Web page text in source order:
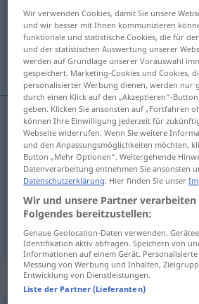
Übersicht aller Übersetzungen
(Für mehr Details die Übersetzung
karmić piersią, zaspokajać,
<na>karmićpiersią stillenBaby
zaspokajać<-koić> stillen Hunger,
Beispielsätze für
Wir verwenden Cookies, damit Sie unsere
und wir besser mit Ihnen kommunizieren
funktionale und statistische Cookies, die für
und der statistischen Auswertung unserer
werden auf Grundlage unserer Vorauswahl
gespeichert. Marketing-Cookies und Cookies,
personalisierter Werbung dienen, werden nur
durch einen Klick auf den „Akzeptieren“-
geben. Klicken Sie ansonsten auf „Fortfahren
können Ihre Einwilligung jederzeit für
Webseite widerrufen. Wenn Sie weitere
und den Anpassungsmöglichkeiten möchten,
Button „Mehr Optionen“. Weitergehende
Datenverarbeitung entnehmen Sie ansonsten
Datenschutzerklärung. Hier finden Sie unser
Wir und unsere Partner verarbeiten
Folgendes bereitzustellen:
Genaue Geolocation-Daten verwenden.
Identifikation aktiv abfragen. Speichern von
Informationen auf einem Gerät.
Messung von Werbung und Inhalten,
Entwicklung von Dienstleistungen.
Liste der Partner (Lieferanten)